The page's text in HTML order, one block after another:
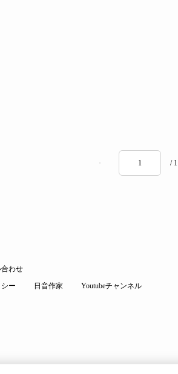
/ 1
わせ
ー 日音作家 Youtubeチャンネル